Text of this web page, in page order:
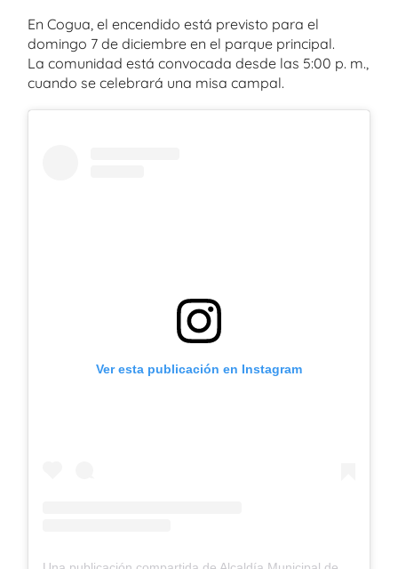
En Cogua, el encendido está previsto para el
domingo 7 de diciembre en el parque principal.
La comunidad está convocada desde las 5:00 p. m.,
cuando se celebrará una misa campal.
Ver esta publicación en Instagram